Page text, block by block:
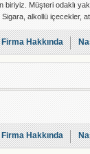
biriyiz. Müşteri odaklı
alkollü içecekler,
Firma Hakkında
Firma Hakkında